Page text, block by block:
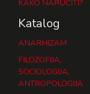
KAKO NARUČITI?
Katalog
ANARHIZAM
FILOZOFIJA,
SOCIOLOGIJA,
ANTROPOLOGIJA